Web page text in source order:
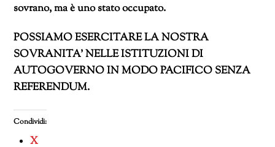
sovrano, ma è uno stato occupato.
POSSIAMO ESERCITARE LA NOSTRA
SOVRANITA’ NELLE ISTITUZIONI DI
AUTOGOVERNO IN MODO PACIFICO SENZA
REFERENDUM.
Condividi:
X